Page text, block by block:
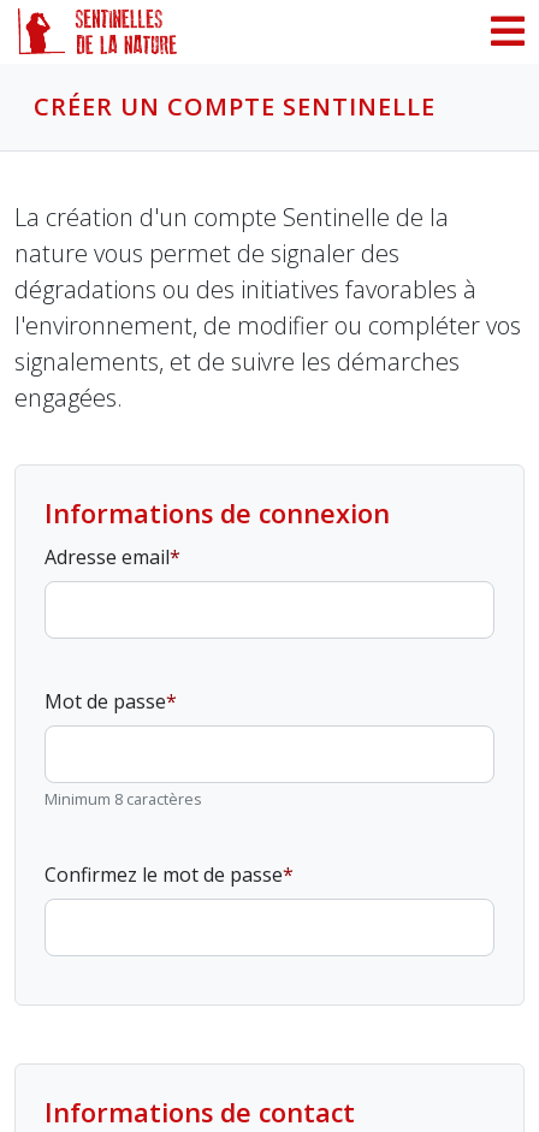
CRÉER UN COMPTE SENTINELLE
La création d'un compte Sentinelle de la
nature vous permet de signaler des
dégradations ou des initiatives favorables à
l'environnement, de modifier ou compléter vos
signalements, et de suivre les démarches
engagées.
Informations de connexion
Adresse email
Mot de passe
Minimum 8 caractères
Confirmez le mot de passe
Informations de contact
Panneau de gestion des cookies